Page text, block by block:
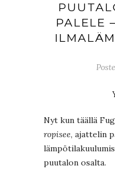
PALELE
Nyt kun täällä
ropisee, ajattelin
puutalon osalta.